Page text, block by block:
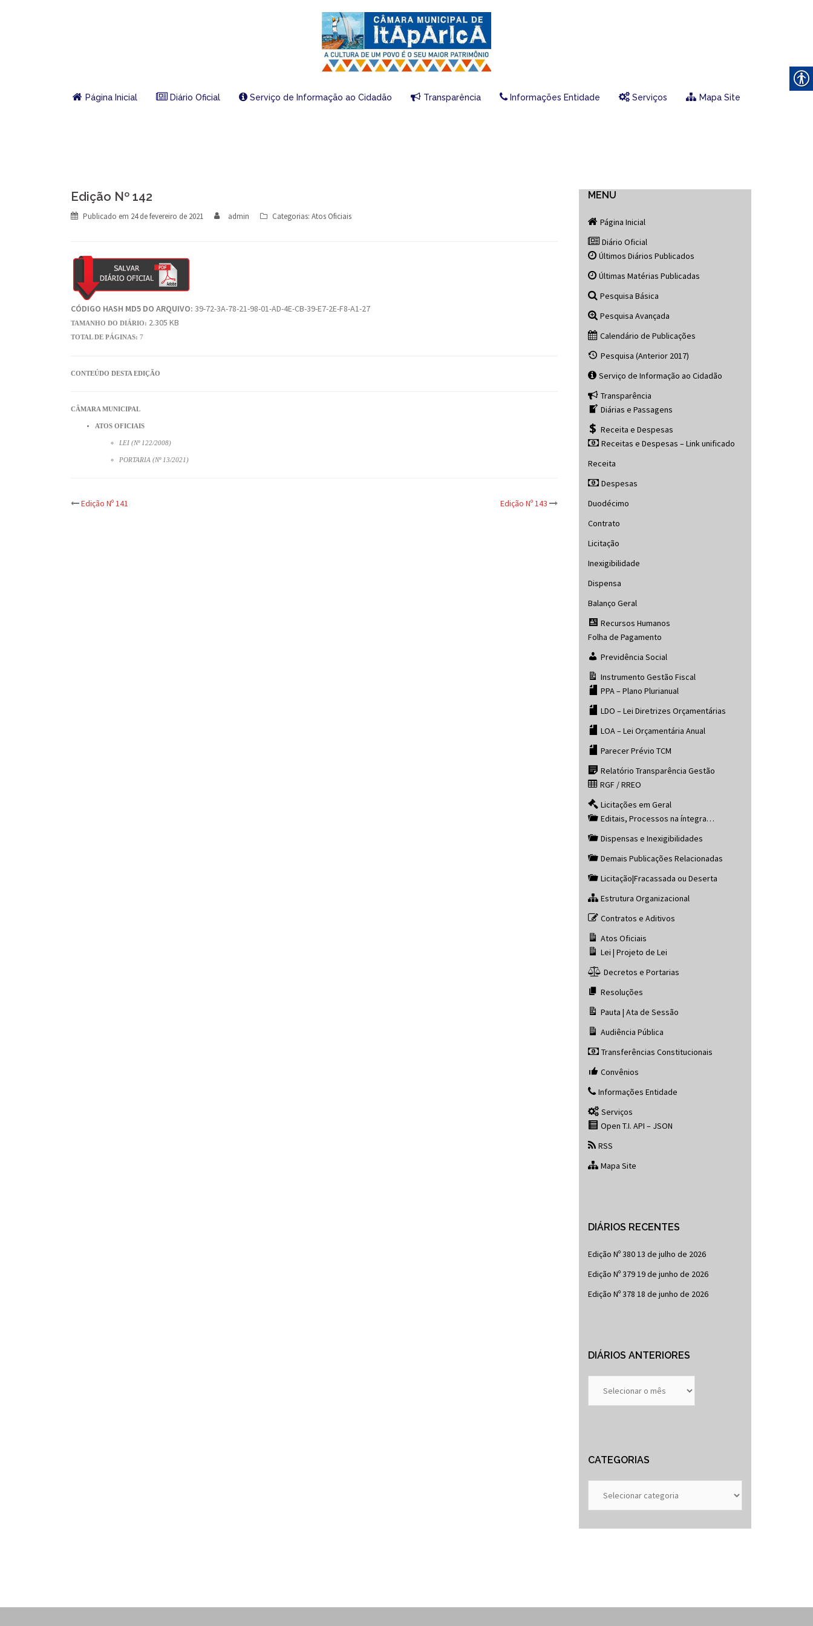
Página Inicial Diário Oficial Serviço de Informação ao Cidadão Transparência Informações Entidade Serviços Mapa Site
Edição Nº 142
Publicado em 24 de fevereiro de 2021 admin Categorias: Atos Oficiais
CÓDIGO HASH MD5 DO ARQUIVO: 39-72-3A-78-21-98-01-AD-4E-CB-39-E7-2E-F8-A1-27
TAMANHO DO DIÁRIO: 2.305 KB
TOTAL DE PÁGINAS: 7
CONTEÚDO DESTA EDIÇÃO
CÂMARA MUNICIPAL
ATOS OFICIAIS
LEI (Nº 122/2008)
PORTARIA (Nº 13/2021)
Post
Edição Nº 141 Edição Nº 143
MENU
Página Inicial
Diário Oficial
Últimos Diários Publicados
Últimas Matérias Publicadas
Pesquisa Básica
Pesquisa Avançada
Calendário de Publicações
Pesquisa (Anterior 2017)
Serviço de Informação ao Cidadão
Transparência
Diárias e Passagens
Receita e Despesas
Receitas e Despesas – Link unificado
Receita
Despesas
Duodécimo
Contrato
Licitação
Inexigibilidade
Dispensa
Balanço Geral
Recursos Humanos
Folha de Pagamento
Previdência Social
Instrumento Gestão Fiscal
PPA – Plano Plurianual
LDO – Lei Diretrizes Orçamentárias
LOA – Lei Orçamentária Anual
Parecer Prévio TCM
Relatório Transparência Gestão
RGF / RREO
Licitações em Geral
Editais, Processos na íntegra…
Dispensas e Inexigibilidades
Demais Publicações Relacionadas
Licitação|Fracassada ou Deserta
Estrutura Organizacional
Contratos e Aditivos
Atos Oficiais
Lei | Projeto de Lei
Decretos e Portarias
Resoluções
Pauta | Ata de Sessão
Audiência Pública
Transferências Constitucionais
Convênios
Informações Entidade
Serviços
Open T.I. API – JSON
RSS
Mapa Site
DIÁRIOS RECENTES
Edição Nº 38013 de julho de 2026
Edição Nº 37919 de junho de 2026
Edição Nº 378 18 de junho de 2026
DIÁRIOS ANTERIORES
Anteriores
CATEGORIAS